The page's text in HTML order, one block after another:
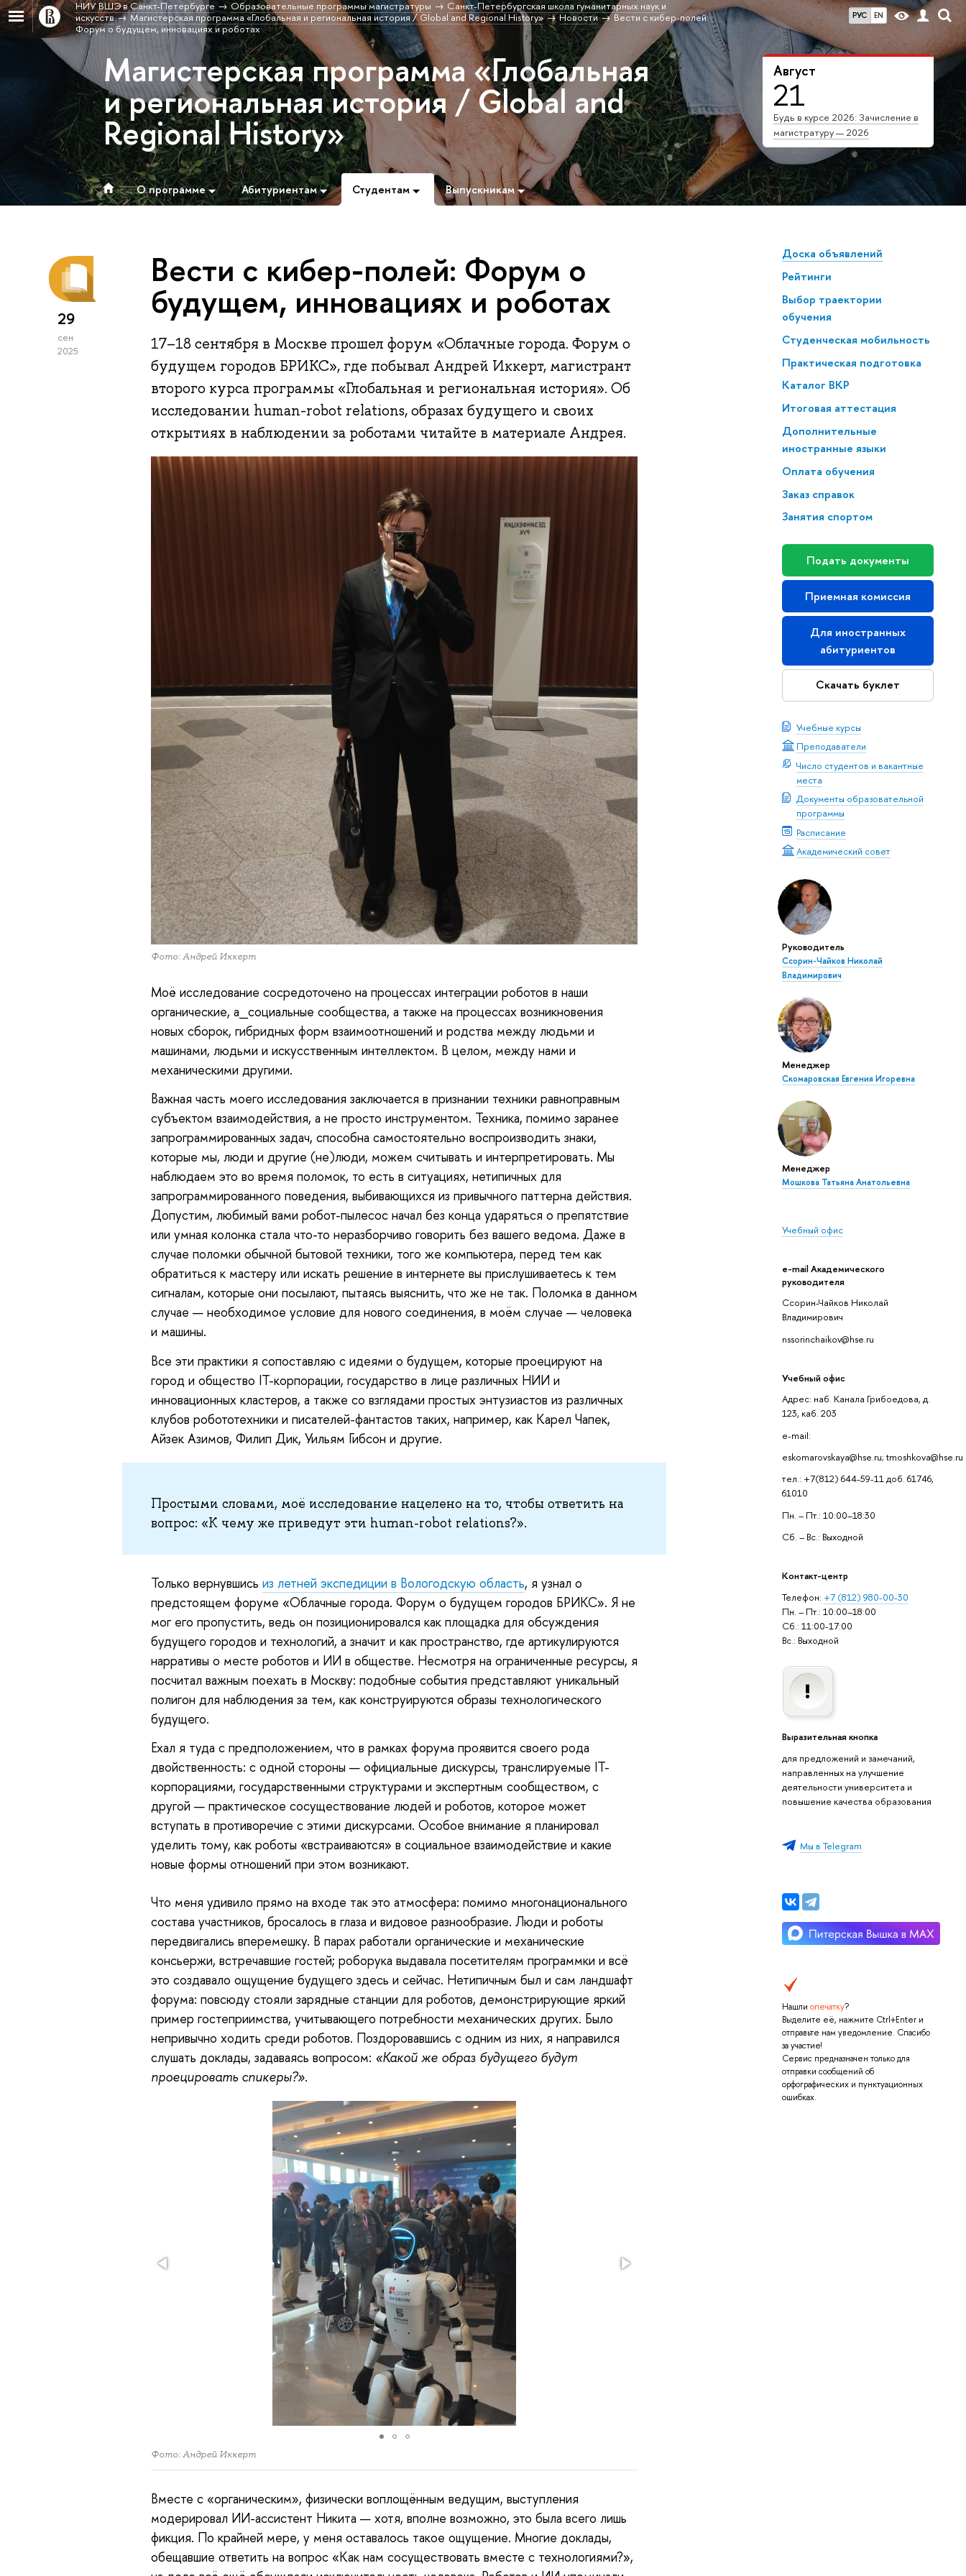
РУС EN
НИУ ВШЭ в Санкт-Петербурге Образовательные программы магистратуры
Санкт-Петербургская школа гуманитарных наук и
искусств
Магистерская программа «Глобальная и региональная история / Global and Regional History» Новости
Вести с кибер-полей:
Форум о будущем, инновациях и роботах
Август
21
Будь в курсе 2026: Зачисление в
магистратуру — 2026
Магистерская программа «Глобальная
и региональная история / Global and
Regional History»
О программе Абитуриентам Студентам Выпускникам
Доска объявлений
Рейтинги
Выбор траектории
обучения
Студенческая мобильность
Практическая подготовка
Каталог ВКР
Итоговая аттестация
Дополнительные
иностранные языки
Оплата обучения
Заказ справок
Занятия спортом
Подать документы
Приемная комиссия
Для иностранных
абитуриентов
Скачать буклет
Учебные курсы
Преподаватели
Число студентов и вакантные
места
Документы образовательной
программы
Расписание
Академический совет
Руководитель
Ссорин-Чайков Николай
Владимирович
Менеджер
Скомаровская Евгения Игоревна
Менеджер
Мошкова Татьяна Анатольевна
Учебный офис
e-mail Академического
руководителя
Ссорин-Чайков Николай
Владимирович
nssorinchaikov@hse.ru
Учебный офис
Адрес: наб. Канала Грибоедова, д.
123, каб. 203
e-mail:
eskomarovskaya@hse.ru; tmoshkova@hse.ru
тел.: +7(812) 644-59-11 доб. 61746,
61010
Пн. – Пт.: 10:00–18:30
Сб. – Вс.: Выходной
Контакт-центр
Телефон: +7 (812) 980-00-30
Пн. – Пт.: 10:00–18:00
Сб.: 11:00-17:00
Вс.: Выходной
Выразительная кнопка
для предложений и замечаний,
направленных на улучшение
деятельности университета и
повышение качества образования
Мы в Telegram
Нашли опечатку?
Выделите её, нажмите Ctrl+Enter и
отправьте нам уведомление. Спасибо
за участие!
Сервис предназначен только для
отправки сообщений об
орфографических и пунктуационных
ошибках.
29
сен
2025
Вести с кибер-полей: Форум о
будущем, инновациях и роботах
17–18 сентября в Москве прошел форум «Облачные города. Форум о
будущем городов БРИКС», где побывал Андрей Иккерт, магистрант
второго курса программы «Глобальная и региональная история». Об
исследовании human-robot relations, образах будущего и своих
открытиях в наблюдении за роботами читайте в материале Андрея.
Фото: Андрей Иккерт
Моё исследование сосредоточено на процессах интеграции роботов в наши
органические, а_социальные сообщества, а также на процессах возникновения
новых сборок, гибридных форм взаимоотношений и родства между людьми и
машинами, людьми и искусственным интеллектом. В целом, между нами и
механическими другими.
Важная часть моего исследования заключается в признании техники равноправным
субъектом взаимодействия, а не просто инструментом. Техника, помимо заранее
запрограммированных задач, способна самостоятельно воспроизводить знаки,
которые мы, люди и другие (не)люди, можем считывать и интерпретировать. Мы
наблюдаем это во время поломок, то есть в ситуациях, нетипичных для
запрограммированного поведения, выбивающихся из привычного паттерна действия.
Допустим, любимый вами робот-пылесос начал без конца ударяться о препятствие
или умная колонка стала что-то неразборчиво говорить без вашего ведома. Даже в
случае поломки обычной бытовой техники, того же компьютера, перед тем как
обратиться к мастеру или искать решение в интернете вы прислушиваетесь к тем
сигналам, которые они посылают, пытаясь выяснить, что же не так. Поломка в данном
случае — необходимое условие для нового соединения, в моём случае — человека
и машины.
Все эти практики я сопоставляю с идеями о будущем, которые проецируют на
город и общество IT-корпорации, государство в лице различных НИИ и
инновационных кластеров, а также со взглядами простых энтузиастов из различных
клубов робототехники и писателей-фантастов таких, например, как Карел Чапек,
Айзек Азимов, Филип Дик, Уильям Гибсон и другие.
Простыми словами, моё исследование нацелено на то, чтобы ответить на
вопрос: «К чему же приведут эти human-robot relations?».
Только вернувшись из летней экспедиции в Вологодскую область, я узнал о
предстоящем форуме «Облачные города. Форум о будущем городов БРИКС». Я не
мог его пропустить, ведь он позиционировался как площадка для обсуждения
будущего городов и технологий, а значит и как пространство, где артикулируются
нарративы о месте роботов и ИИ в обществе. Несмотря на ограниченные ресурсы, я
посчитал важным поехать в Москву: подобные события представляют уникальный
полигон для наблюдения за тем, как конструируются образы технологического
будущего.
Ехал я туда с предположением, что в рамках форума проявится своего рода
двойственность: с одной стороны — официальные дискурсы, транслируемые IT-
корпорациями, государственными структурами и экспертным сообществом, с
другой — практическое сосуществование людей и роботов, которое может
вступать в противоречие с этими дискурсами. Особое внимание я планировал
уделить тому, как роботы «встраиваются» в социальное взаимодействие и какие
новые формы отношений при этом возникают.
Что меня удивило прямо на входе так это атмосфера: помимо многонационального
состава участников, бросалось в глаза и видовое разнообразие. Люди и роботы
передвигались вперемешку. В парах работали органические и механические
консьержи, встречавшие гостей; роборука выдавала посетителям программки и всё
это создавало ощущение будущего здесь и сейчас. Нетипичным был и сам ландшафт
форума: повсюду стояли зарядные станции для роботов, демонстрирующие яркий
пример гостеприимства, учитывающего потребности механических других. Было
непривычно ходить среди роботов. Поздоровавшись с одним из них, я направился
слушать доклады, задаваясь вопросом: «Какой же образ будущего будут
проецировать спикеры?».
Фото: Андрей Иккерт
Вместе с «органическим», физически воплощённым ведущим, выступления
модерировал ИИ-ассистент Никита — хотя, вполне возможно, это была всего лишь
фикция. По крайней мере, у меня оставалось такое ощущение. Многие доклады,
обещавшие ответить на вопрос «Как нам сосуществовать вместе с технологиями?»,